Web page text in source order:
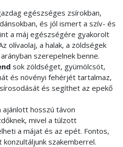
egészséges zsírokban,
és jól ismert a szív- és
a máj egészségére gyakorolt
olívaolaj, a halak, a zöldségek
szerepelnek benne.
sok zöldséget, gyümölcsöt,
és növényi fehérjét tartalmaz,
és segíthet az epekő
ajánlott hosszú távon
mivel a túlzott
a májat és az epét. Fontos,
szakemberrel.